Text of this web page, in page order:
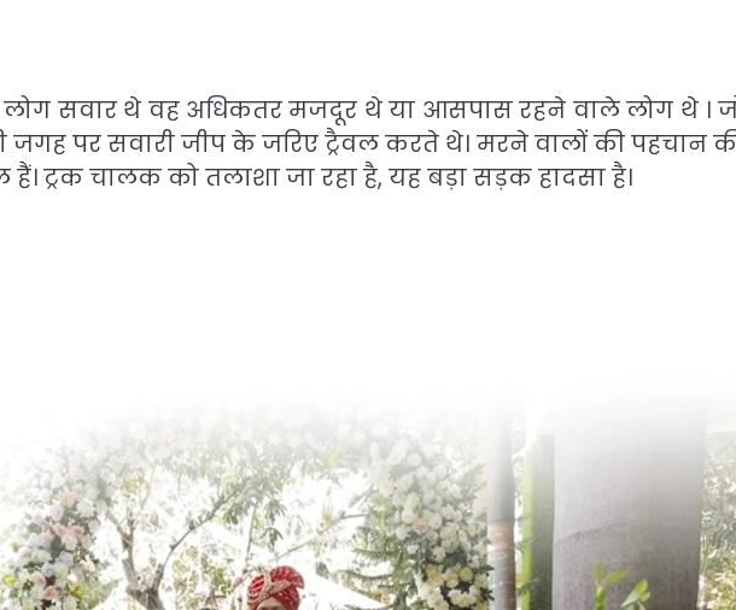
सवार थे वह अधिकतर मजदूर थे या आसपास रहने वाले लोग थे ।
पर सवारी जीप के जरिए ट्रैवल करते थे। मरने वालों की पहचान
हैं। ट्रक चालक को तलाशा जा रहा है, यह बड़ा सड़क हादसा है।